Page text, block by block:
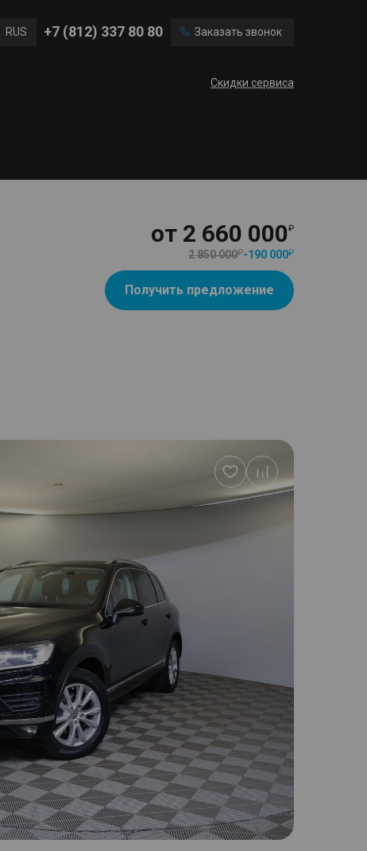
RUS +7 (812) 337 80 80 Заказать звонок
Скидки сервиса
от 2 660 000
2 850 000 -190 000
Получить предложение
Добавить
в
избранное